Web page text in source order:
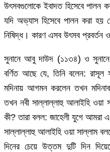
উৎসবগুলোকে ইবাদত হিসেবে পালন
যদি অভ্যাস হিসেবে পালন করা হয়
নিষিদ্ধ। কারণ এসব উৎসব প্রবর্তন
সুনানে আবু দাউদ (১১৩৪) ও
বর্ণিত আছে যে, তিনি বলেন: রাসূল
মদিনায় আগমন করলেন তখন
তখন নবী সাল্লাল্লাহু আলাইহি ওয়া
কী? তারা বলল: জাহেলী যুগে আমরা
সাল্লাল্লাহু আলাইহি ওয়া সাল্লাম
দিনের চেয়ে উত্তম দুটি দিন